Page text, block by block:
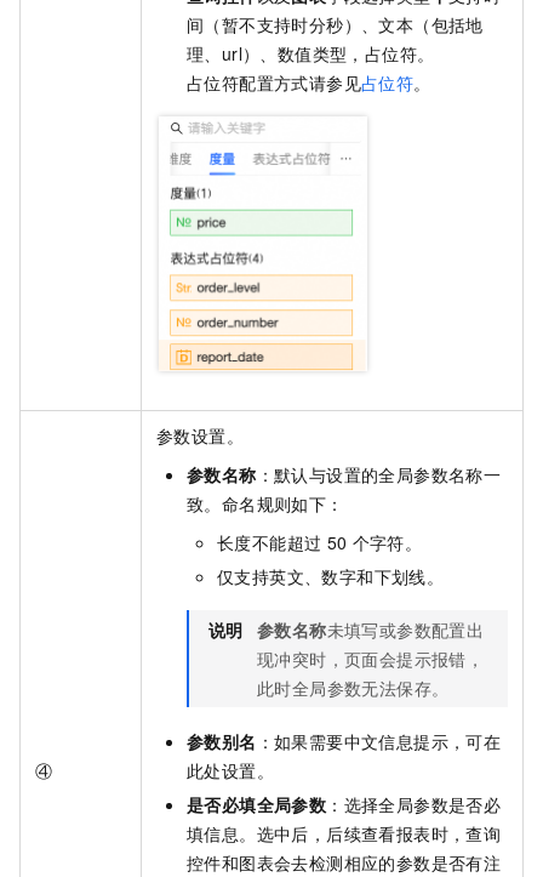
间（暂不支持时分秒）、文本（包括地
理、url）、数值类型，占位符。
占位符配置方式请参见占位符。
④
参数设置。
参数名称 ：默认与设置的全局参数名称一
致。命名规则如下：
长度不能超过 50 个字符。
仅支持英文、数字和下划线。
说明 参数名称未填写或参数配置出
现冲突时，页面会提示报错，
此时全局参数无法保存。
参数别名 ：如果需要中文信息提示，可在
此处设置。
是否必填全局参数 ：选择全局参数是否必
填信息。选中后，后续查看报表时，查询
控件和图表会去检测相应的参数是否有注